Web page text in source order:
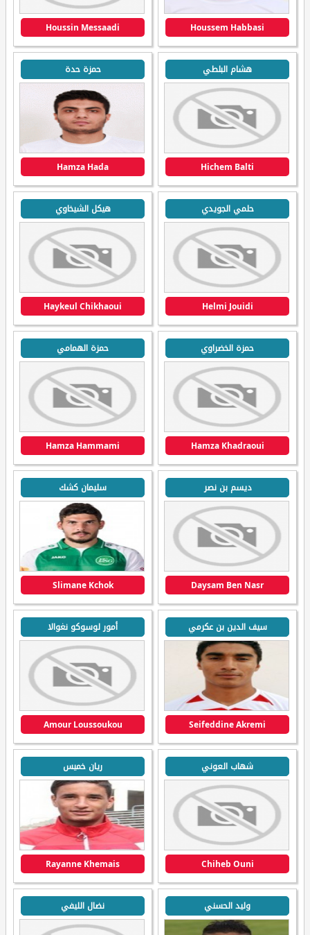
Houssem Habbasi
Houssin Messaadi
هشام البلطي
Hichem Balti
حمزة حدة
Hamza Hada
حلمي الجويدي
Helmi Jouidi
هيكل الشيخاوي
Haykeul Chikhaoui
حمزة الخضراوي
Hamza Khadraoui
حمزة الهمامي
Hamza Hammami
ديسم بن نصر
Daysam Ben Nasr
سليمان كشك
Slimane Kchok
سيف الدين بن عكرمي
Seifeddine Akremi
أمور لوسوكو نغوالا
Amour Loussoukou
شهاب العوني
Chiheb Ouni
ريان خميس
Rayanne Khemais
وليد الحسني نضال الليفي